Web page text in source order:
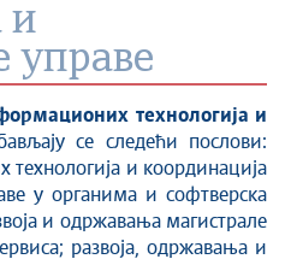
и
управе
технологија и
се следећи послови:
и координација
у органима и софтверска
и одржавања магистрале
развоја, одржавања и